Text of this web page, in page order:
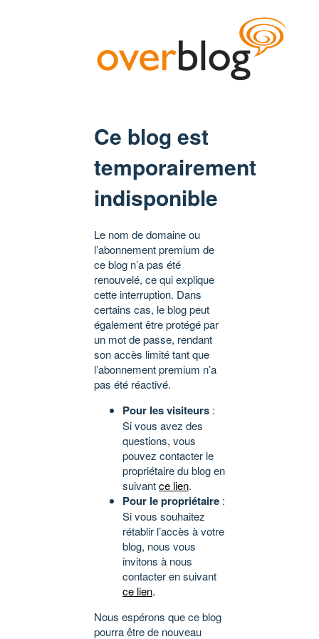
Ce blog est
temporairement
indisponible
Le nom de domaine ou
l’abonnement premium de
ce blog n’a pas été
renouvelé, ce qui explique
cette interruption. Dans
certains cas, le blog peut
également être protégé par
un mot de passe, rendant
son accès limité tant que
l’abonnement premium n’a
pas été réactivé.
Pour les visiteurs :
Si vous avez des
questions, vous
pouvez contacter le
propriétaire du blog en
suivantce lien.
Pour le propriétaire :
Si vous souhaitez
rétablir l’accès à votre
blog, nous vous
invitons à nous
contacter en suivant
ce lien.
Nous espérons que ce blog
pourra être de nouveau